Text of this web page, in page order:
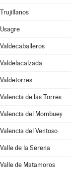
Trujillanos
Usagre
Valdecaballeros
Valdelacalzada
Valdetorres
Valencia de las Torres
Valencia del Mombuey
Valencia del Ventoso
Valle de la Serena
Valle de Matamoros